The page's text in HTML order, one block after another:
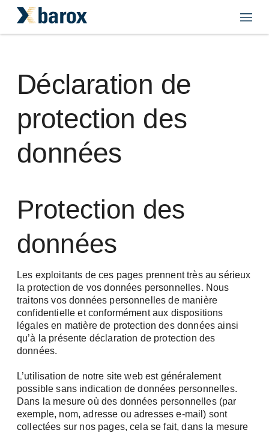
Déclaration de
protection des
données
Protection des
données
Les exploitants de ces pages prennent très au sérieux
la protection de vos données personnelles. Nous
traitons vos données personnelles de manière
confidentielle et conformément aux dispositions
légales en matière de protection des données ainsi
qu’à la présente déclaration de protection des
données.
L’utilisation de notre site web est généralement
possible sans indication de données personnelles.
Dans la mesure où des données personnelles (par
exemple, nom, adresse ou adresses e-mail) sont
collectées sur nos pages, cela se fait, dans la mesure